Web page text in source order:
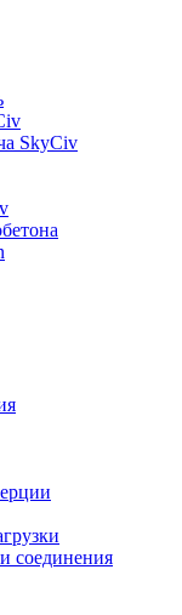
SkyCiv
соединения